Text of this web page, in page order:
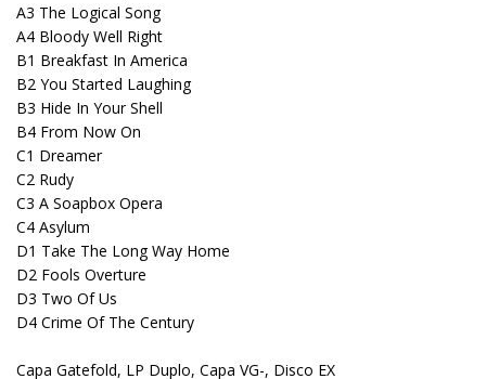
A3 The Logical Song
A4 Bloody Well Right
B1 Breakfast In America
B2 You Started Laughing
B3 Hide In Your Shell
B4 From Now On
C1 Dreamer
C2 Rudy
C3 A Soapbox Opera
C4 Asylum
D1 Take The Long Way Home
D2 Fools Overture
D3 Two Of Us
D4 Crime Of The Century
Capa Gatefold, LP Duplo, Capa VG-, Disco EX